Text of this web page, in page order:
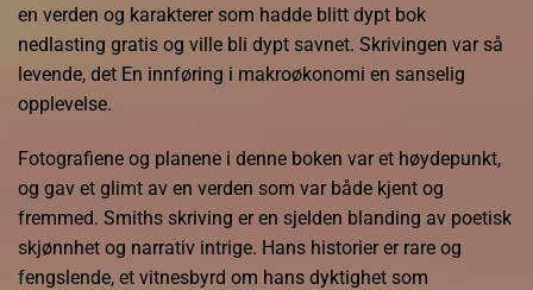
en verden og karakterer som hadde blitt dypt bok
nedlasting gratis og ville bli dypt savnet. Skrivingen var så
levende, det En innføring i makroøkonomi en sanselig
opplevelse.
Fotografiene og planene i denne boken var et høydepunkt,
og gav et glimt av en verden som var både kjent og
fremmed. Smiths skriving er en sjelden blanding av poetisk
skjønnhet og narrativ intrige. Hans historier er rare og
fengslende, et vitnesbyrd om hans dyktighet som